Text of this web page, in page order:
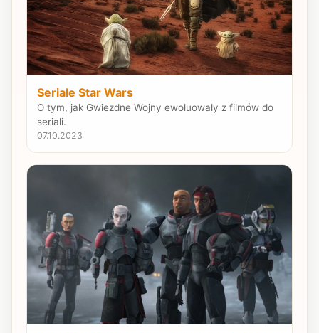
Seriale Star Wars
O tym, jak Gwiezdne Wojny ewoluowały z filmów do
seriali.
07.10.2023